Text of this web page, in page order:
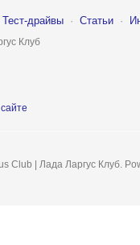
Тест-драйвы · Статьи ·
Клуб
Club | Лада Ларгус Клуб.